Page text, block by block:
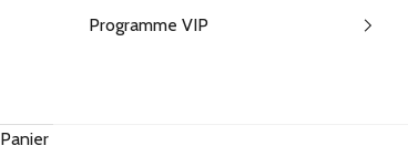
Programme VIP
Panier